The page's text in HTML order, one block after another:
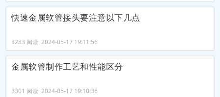
快速金属软管接头要注意以下几点
3283 阅读 2024-05-17 19:11:56
金属软管制作工艺和性能区分
3301 阅读 2024-05-17 19:10:36